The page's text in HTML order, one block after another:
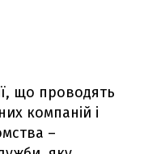
що проводять
компаній і
–